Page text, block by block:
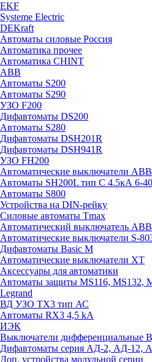
EKF
Systeme Electric
DEKraft
Автоматы силовые Россия
Автоматика прочее
Автоматика CHINT
ABB
Автоматы S200
Автоматы S290
УЗО F200
Дифавтоматы DS200
Автоматы S280
Дифавтоматы DSH201R
Дифавтоматы DSH941R
УЗО FH200
Автоматические выключатели
Автоматы SH200L тип С 4.5кА 6-
Автоматы S800
Устройства на DIN-рейку
Силовые автоматы Tmax
Автоматический выключатель
Автоматические выключатели S-
Дифавтоматы Basic M
Автоматические выключатели XT
Аксессуары для автоматики
Автоматы защиты MS116, MS132,
Legrand
ВД УЗО TX3 тип АС
Автоматы RX3 4,5 kA
ИЭК
Выключатели дифференциальные
Дифавтоматы серия АД-2, АД-12,
Доп. устройства модульной серии